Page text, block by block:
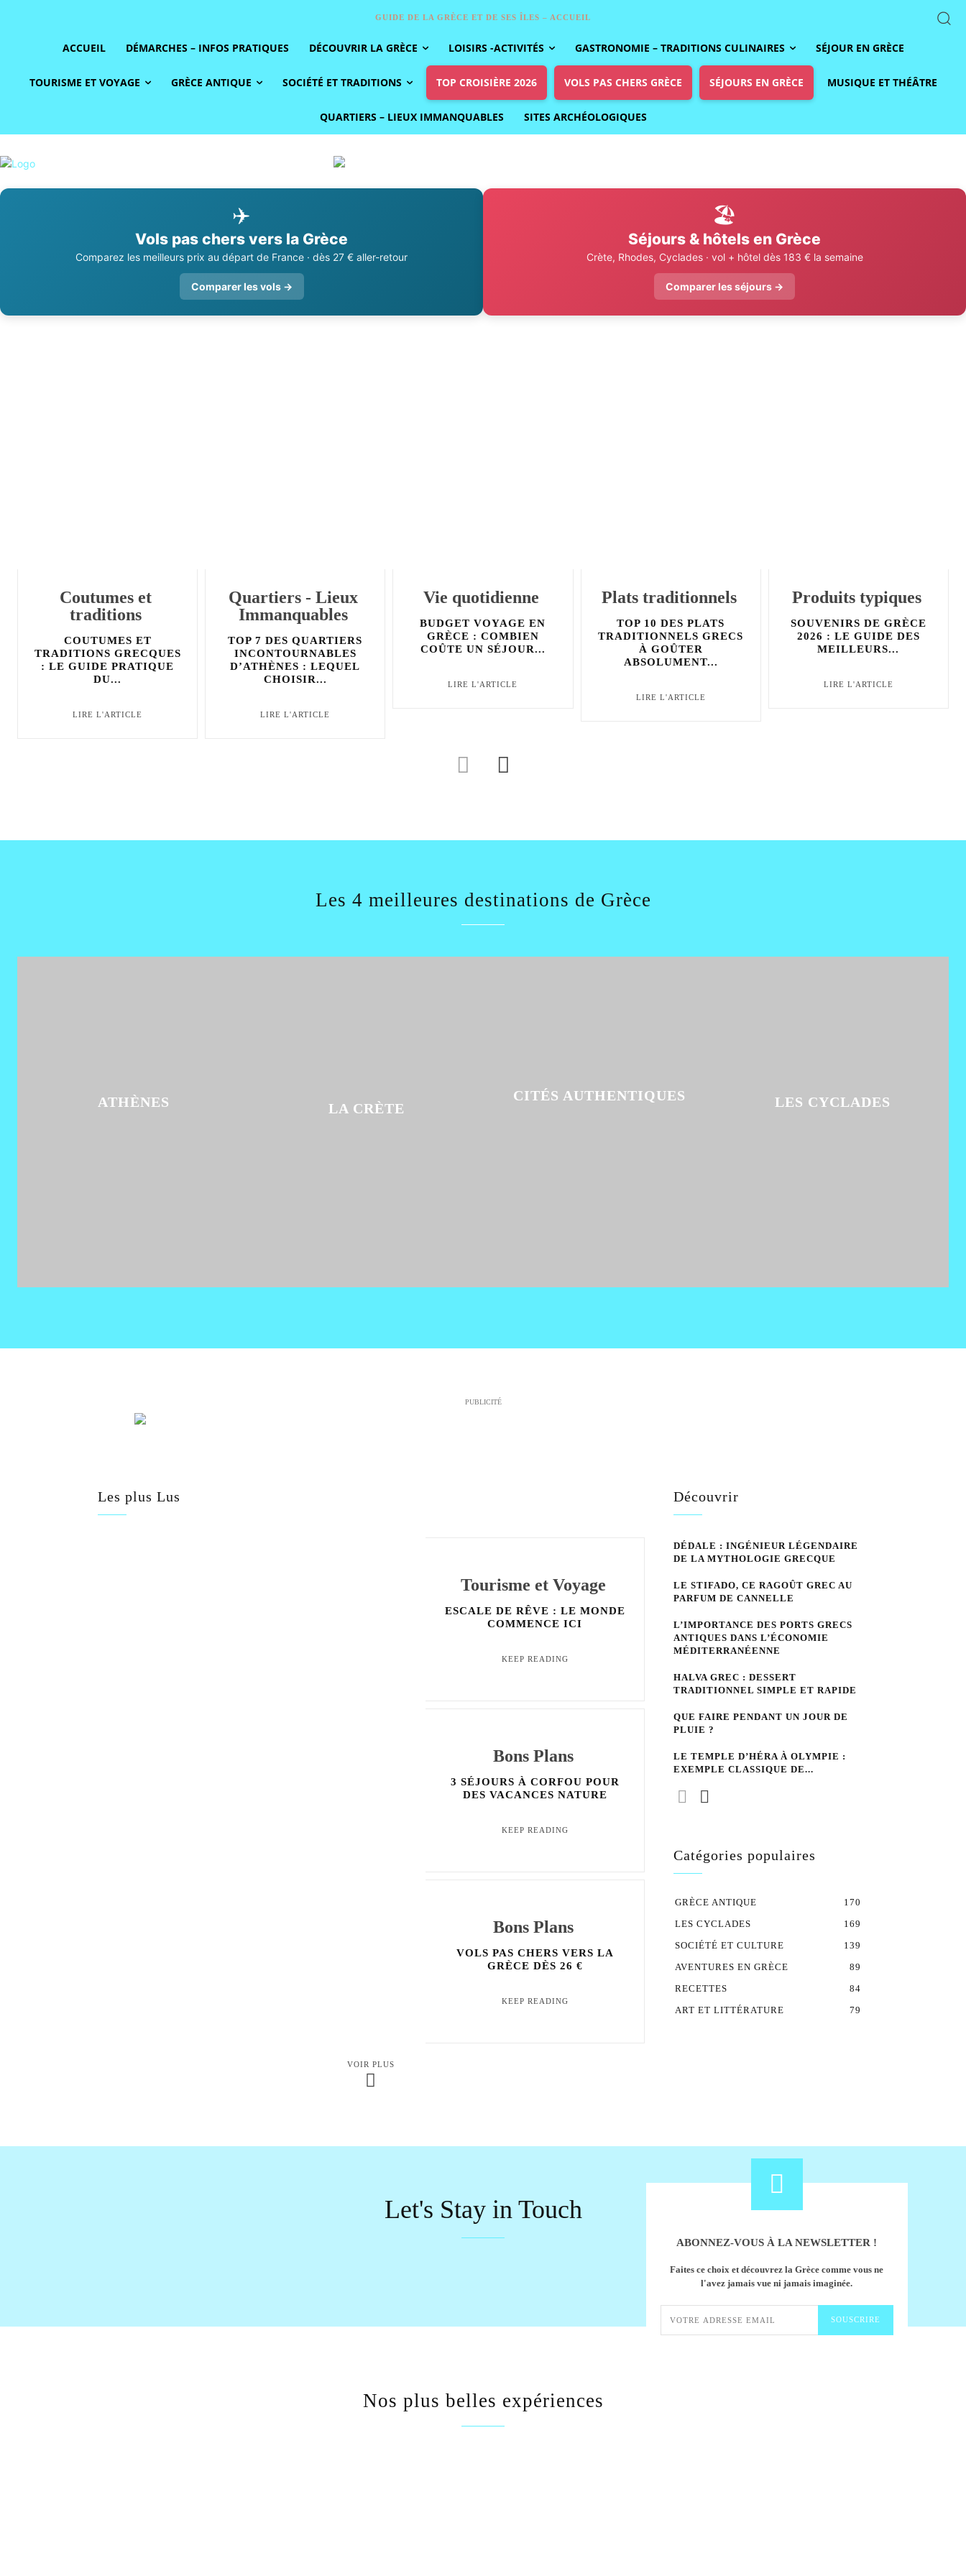
GUIDE DE LA GRÈCE ET DE SES ÎLES – ACCUEIL
ACCUEIL DÉMARCHES – INFOS PRATIQUES DÉCOUVRIR LA GRÈCE LOISIRS -ACTIVITÉS GASTRONOMIE – TRADITIONS CULINAIRES SÉJOUR EN GRÈCE
TOURISME ET VOYAGE GRÈCE ANTIQUE SOCIÉTÉ ET TRADITIONS TOP CROISIÈRE 2026 VOLS PAS CHERS GRÈCE SÉJOURS EN GRÈCE MUSIQUE ET THÉÂTRE
QUARTIERS – LIEUX IMMANQUABLES SITES ARCHÉOLOGIQUES
✈️
Vols pas chers vers la Grèce
Comparez les meilleurs prix au départ de France · dès 27 € aller-retour
Comparer les vols →
🏖️
Séjours & hôtels en Grèce
Crète, Rhodes, Cyclades · vol + hôtel dès 183 € la semaine
Comparer les séjours →
Coutumes et
traditions
COUTUMES ET
TRADITIONS GRECQUES
: LE GUIDE PRATIQUE
DU...
LIRE L'ARTICLE
Quartiers - Lieux
Immanquables
TOP 7 DES QUARTIERS
INCONTOURNABLES
D’ATHÈNES : LEQUEL
CHOISIR...
LIRE L'ARTICLE
Vie quotidienne
BUDGET VOYAGE EN
GRÈCE : COMBIEN
COÛTE UN SÉJOUR...
LIRE L'ARTICLE
Plats traditionnels
TOP 10 DES PLATS
TRADITIONNELS GRECS
À GOÛTER
ABSOLUMENT...
LIRE L'ARTICLE
Produits typiques
SOUVENIRS DE GRÈCE
2026 : LE GUIDE DES
MEILLEURS...
LIRE L'ARTICLE
Les 4 meilleures destinations de Grèce
ATHÈNES LA CRÈTE
CITÉS AUTHENTIQUES LES CYCLADES
PUBLICITÉ
Les plus Lus
Tourisme et Voyage
ESCALE DE RÊVE : LE MONDE
COMMENCE ICI
KEEP READING
Bons Plans
3 SÉJOURS À CORFOU POUR
DES VACANCES NATURE
KEEP READING
Bons Plans
VOLS PAS CHERS VERS LA
GRÈCE DÈS 26 €
KEEP READING
VOIR PLUS
Découvrir
DÉDALE : INGÉNIEUR LÉGENDAIRE
DE LA MYTHOLOGIE GRECQUE
LE STIFADO, CE RAGOÛT GREC AU
PARFUM DE CANNELLE
L’IMPORTANCE DES PORTS GRECS
ANTIQUES DANS L’ÉCONOMIE
MÉDITERRANÉENNE
HALVA GREC : DESSERT
TRADITIONNEL SIMPLE ET RAPIDE
QUE FAIRE PENDANT UN JOUR DE
PLUIE ?
LE TEMPLE D’HÉRA À OLYMPIE :
EXEMPLE CLASSIQUE DE...
Catégories populaires
GRÈCE ANTIQUE
170
LES CYCLADES
169
SOCIÉTÉ ET CULTURE
139
AVENTURES EN GRÈCE
89
RECETTES
84
ART ET LITTÉRATURE
79
ABONNEZ-VOUS À LA NEWSLETTER !
Faites ce choix et découvrez la Grèce comme vous ne
l'avez jamais vue ni jamais imaginée.
SOUSCRIRE
Let's Stay in Touch
Nos plus belles expériences